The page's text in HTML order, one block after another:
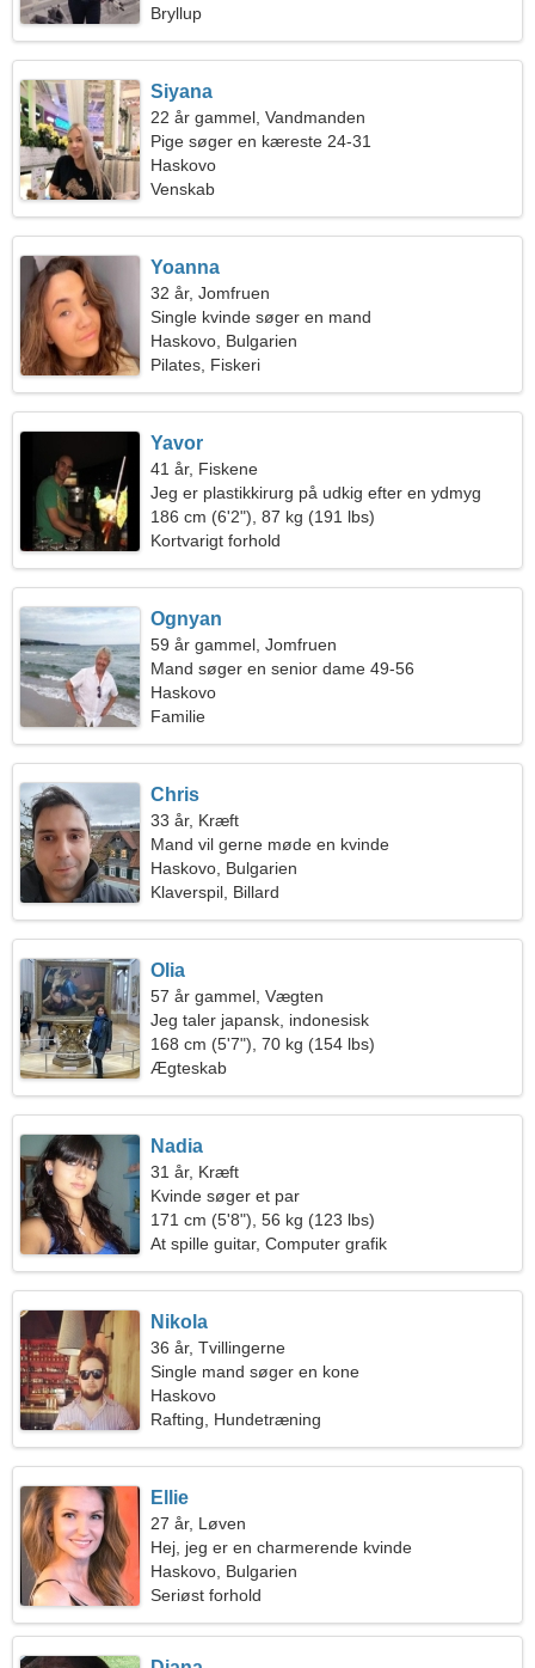
Bryllup
Siyana
22 år gammel, Vandmanden
Pige søger en kæreste 24-31
Haskovo
Venskab
Yoanna
32 år, Jomfruen
Single kvinde søger en mand
Haskovo, Bulgarien
Pilates, Fiskeri
Yavor
41 år, Fiskene
Jeg er plastikkirurg på udkig efter en ydmyg
kvinde
186 cm (6'2"), 87 kg (191 lbs)
Kortvarigt forhold
Ognyan
59 år gammel, Jomfruen
Mand søger en senior dame 49-56
Haskovo
Familie
Chris
33 år, Kræft
Mand vil gerne møde en kvinde
Haskovo, Bulgarien
Klaverspil, Billard
Olia
57 år gammel, Vægten
Jeg taler japansk, indonesisk
168 cm (5'7"), 70 kg (154 lbs)
Ægteskab
Nadia
31 år, Kræft
Kvinde søger et par
171 cm (5'8"), 56 kg (123 lbs)
At spille guitar, Computer grafik
Nikola
36 år, Tvillingerne
Single mand søger en kone
Haskovo
Rafting, Hundetræning
Ellie
27 år, Løven
Hej, jeg er en charmerende kvinde
Haskovo, Bulgarien
Seriøst forhold